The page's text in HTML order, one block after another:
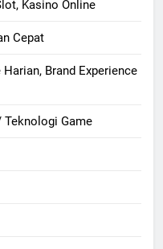
Kasino Online
Cepat
Brand Experience
Teknologi Game